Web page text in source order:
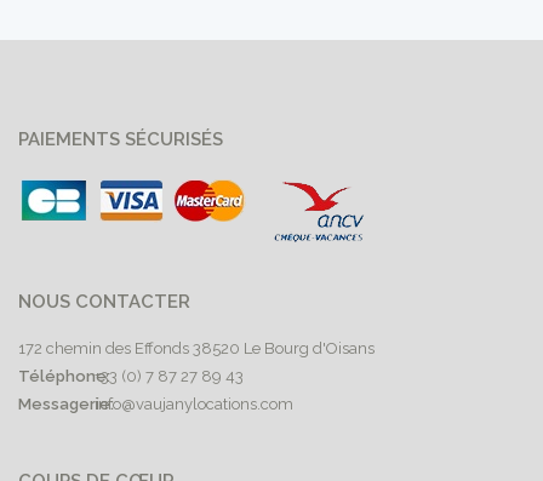
PAIEMENTS SÉCURISÉS
NOUS CONTACTER
172 chemin des Effonds 38520 Le Bourg d'Oisans
Téléphone:+33 (0) 7 87 27 89 43
Messagerie:info@vaujanylocations.com